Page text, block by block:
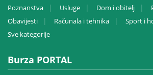
Poznanstva
Usluge Dom i obitelj
Obavijesti
Računala i tehnika
Sport i
Sve kategorije
Burza PORTAL